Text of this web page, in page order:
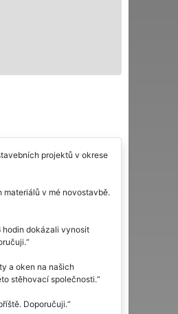
projektů v okrese
materiálů v mé novostavbě.
hodin dokázali vynosit
a oken na našich
stěhovací společnosti.
Doporučuji.